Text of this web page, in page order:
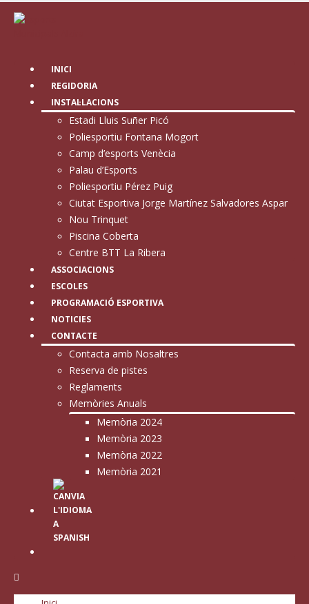
INICI
REGIDORIA
INSTAL·LACIONS
Estadi Lluis Suñer Picó
Poliesportiu Fontana Mogort
Camp d’esports Venècia
Palau d’Esports
Poliesportiu Pérez Puig
Ciutat Esportiva Jorge Martínez Salvadores Aspar
Nou Trinquet
Piscina Coberta
Centre BTT La Ribera
ASSOCIACIONS
ESCOLES
PROGRAMACIÓ ESPORTIVA
NOTICIES
CONTACTE
Contacta amb Nosaltres
Reserva de pistes
Reglaments
Memòries Anuals
Memòria 2024
Memòria 2023
Memòria 2022
Memòria 2021